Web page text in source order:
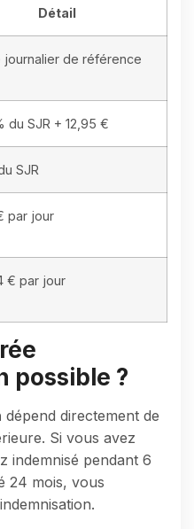
Détail
journalier de référence
du SJR + 12,95 €
SJR
par jour
€ par jour
possible ?
dépend directement de
Si vous avez
indemnisé pendant 6
24 mois, vous